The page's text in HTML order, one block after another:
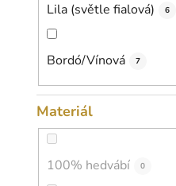
Lila (světle fialová) 6
Bordó/Vínová 7
Materiál
100% hedvábí 0